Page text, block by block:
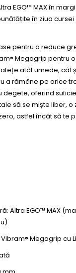
EGO™ MAX în
în ziua cursei
pentru a reduce
Megagrip pentru
atât umede, cât
a rămâne pe orice
degete, oferind
să se miște liber, o
astfel încât să te
Altra EGO™ MAX
Megagrip cu